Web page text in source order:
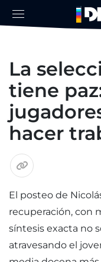
La
tiene
hacer
El posteo de
recuperación, con
síntesis exacta no
atravesando el